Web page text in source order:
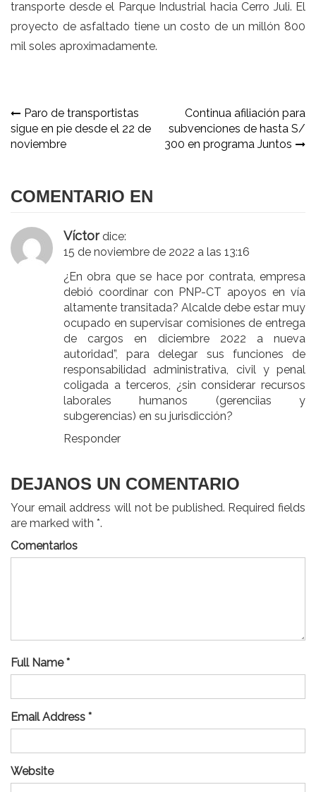
transporte desde el Parque Industrial hacia Cerro Juli. El
proyecto de asfaltado tiene un costo de un millón 800
mil soles aproximadamente.
Navegación
de
Paro de transportistas
sigue en pie desde el 22 de
noviembre
Continua afiliación para
subvenciones de hasta S/
300 en programa Juntos
COMENTARIO EN
Víctor dice:
15 de noviembre de 2022 a las 13:16
¿En obra que se hace por contrata, empresa
debió coordinar con PNP-CT apoyos en vía
altamente transitada? Alcalde debe estar muy
ocupado en supervisar comisiones de entrega
de cargos en diciembre 2022 a nueva
autoridad”, para delegar sus funciones de
responsabilidad administrativa, civil y penal
coligada a terceros, ¿sin considerar recursos
laborales humanos (gerenciias y
subgerencias) en su jurisdicción?
Responder
DEJANOS UN COMENTARIO
Your email address will not be published. Required fields
are marked with *.
Comentarios
Full Name *
Email Address *
Website